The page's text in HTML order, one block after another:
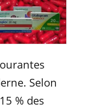
Selon
% des